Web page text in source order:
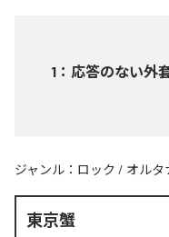
1 ： 応答のない外
ジャンル： ロック / オルタ
東京蟹